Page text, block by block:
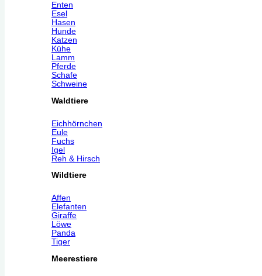
Enten
Esel
Hasen
Hunde
Katzen
Kühe
Lamm
Pferde
Schafe
Schweine
Waldtiere
Eichhörnchen
Eule
Fuchs
Igel
Reh & Hirsch
Wildtiere
Affen
Elefanten
Giraffe
Löwe
Panda
Tiger
Meerestiere